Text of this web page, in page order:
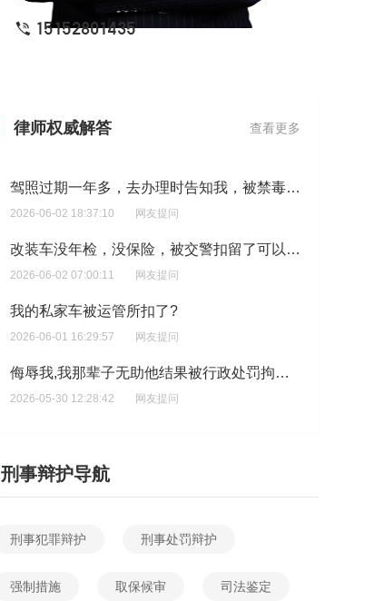
15152801435
律师权威解答 查看更多
想了解，交警不通知定责书吗?
驾照过期一年多，去办理时告知我，被禁毒大队注销了?
2026-06-02 18:37:10 网友提问
改装车没年检，没保险，被交警扣留了可以不去处理吗？
2026-06-02 07:00:11 网友提问
我的私家车被运管所扣了?
2026-06-01 16:29:57 网友提问
侮辱我,我那辈子无助他结果被行政处罚拘留七天,导致我直接被处罚?
2026-05-30 12:28:42 网友提问
特急申请县外公益诉讼律师进行行政复议与行政赔偿和行政维权,但是我身份证被派出所和没收、绑手机号的银行卡早就连话费都没有了、存有点钱的银行账号密码全忘了、我父母又坚决不肯给户口本给我、所以我暂时没钱付?
2026-05-27 15:40:46 网友提问
刑事辩护导航
刑事犯罪辩护 刑事处罚辩护
强制措施 取保候审 司法鉴定